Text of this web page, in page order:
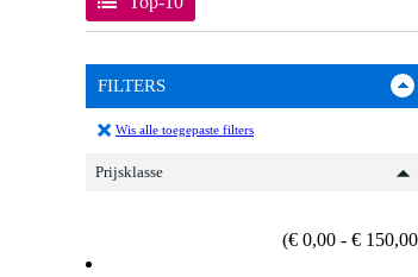
FILTERS
Wis alle toegepaste filters
Prijsklasse
(€ 0,00 - €